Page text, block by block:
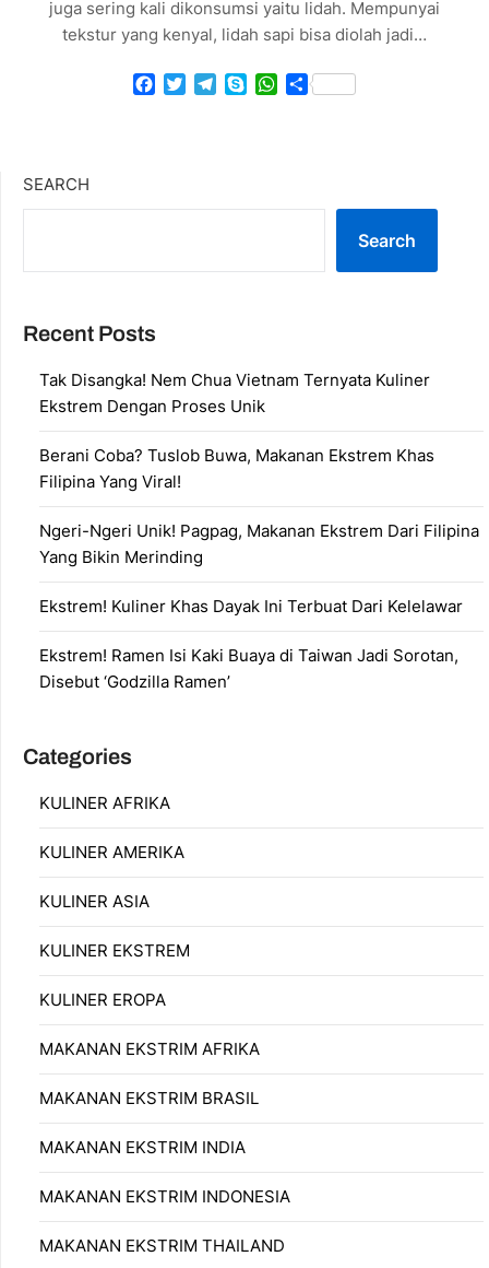
juga sering kali dikonsumsi yaitu lidah. Mempunyai
tekstur yang kenyal, lidah sapi bisa diolah jadi…
Facebook
TwitterTelegram
SkypeWhatsApp
Share
SEARCH
Search
Recent Posts
Tak Disangka! Nem Chua Vietnam Ternyata Kuliner
Ekstrem Dengan Proses Unik
Berani Coba? Tuslob Buwa, Makanan Ekstrem Khas
Filipina Yang Viral!
Ngeri-Ngeri Unik! Pagpag, Makanan Ekstrem Dari Filipina
Yang Bikin Merinding
Ekstrem! Kuliner Khas Dayak Ini Terbuat Dari Kelelawar
Ekstrem! Ramen Isi Kaki Buaya di Taiwan Jadi Sorotan,
Disebut ‘Godzilla Ramen’
Categories
KULINER AFRIKA
KULINER AMERIKA
KULINER ASIA
KULINER EKSTREM
KULINER EROPA
MAKANAN EKSTRIM AFRIKA
MAKANAN EKSTRIM BRASIL
MAKANAN EKSTRIM INDIA
MAKANAN EKSTRIM INDONESIA
MAKANAN EKSTRIM THAILAND